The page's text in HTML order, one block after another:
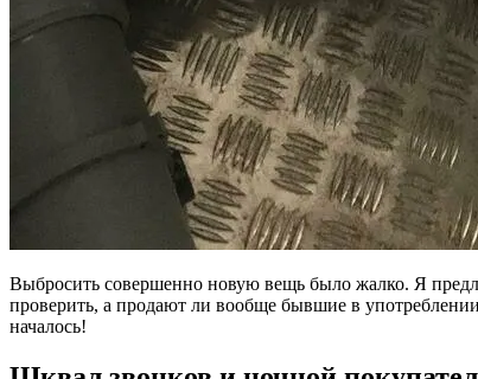
Выбросить совершенно новую вещь было жалко. Я
проверить, а продают ли вообще бывшие в
началось!